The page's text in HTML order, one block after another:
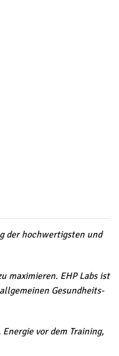
der hochwertigsten und
maximieren. EHP Labs ist
Gesundheits-
vor dem Training,